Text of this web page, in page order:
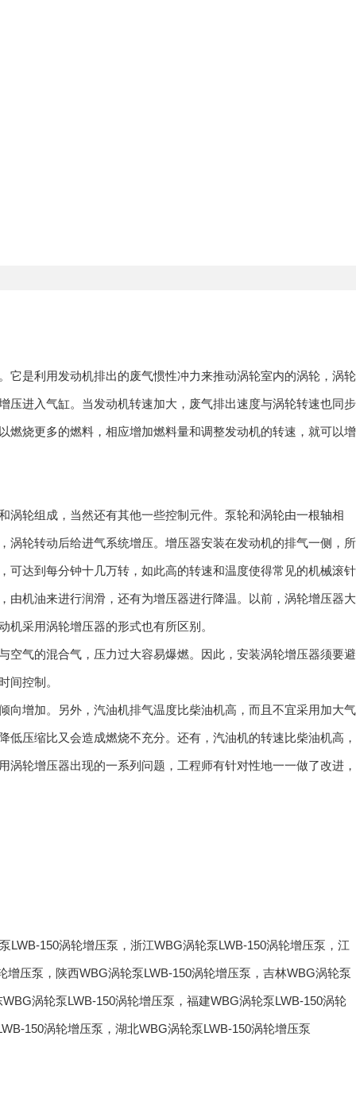
是利用发动机排出的废气惯性冲力来推动涡轮室内的涡轮，涡轮
进入气缸。当发动机转速加大，废气排出速度与涡轮转速也同步
烧更多的燃料，相应增加燃料量和调整发动机的转速，就可以增
轮组成，当然还有其他一些控制元件。泵轮和涡轮由一根轴相
轮转动后给进气系统增压。增压器安装在发动机的排气一侧，所
达到每分钟十几万转，如此高的转速和温度使得常见的机械滚针
机油来进行润滑，还有为增压器进行降温。以前，涡轮增压器大
采用涡轮增压器的形式也有所区别。
气的混合气，压力过大容易爆燃。因此，安装涡轮增压器须要避
间控制。
增加。另外，汽油机排气温度比柴油机高，而且不宜采用加大气
压缩比又会造成燃烧不充分。还有，汽油机的转速比柴油机高，
轮增压器出现的一系列问题，工程师有针对性地一一做了改进，
LWB-150涡轮增压泵 ， 浙江WBG涡轮泵LWB-150涡轮增压泵 ， 江
增压泵 ， 陕西WBG涡轮泵LWB-150涡轮增压泵 ， 吉林WBG涡轮泵
WBG涡轮泵LWB-150涡轮增压泵 ， 福建WBG涡轮泵LWB-150涡轮
150涡轮增压泵 ， 湖北WBG涡轮泵LWB-150涡轮增压泵